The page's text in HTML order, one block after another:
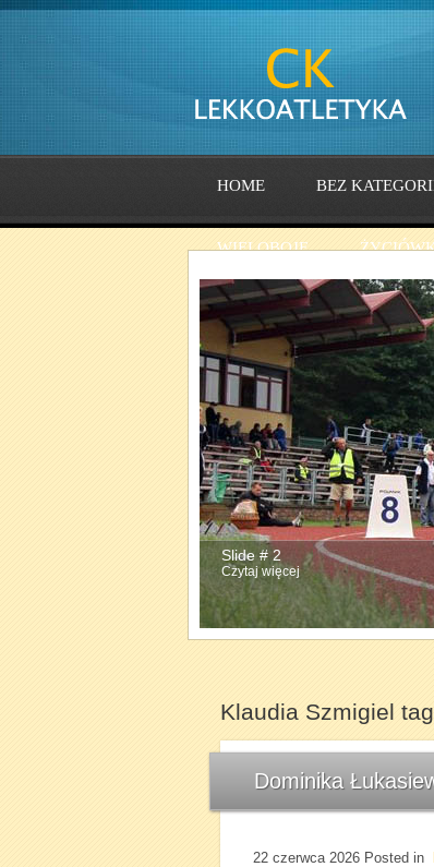
HOME BEZ
WIELOBOJE
Slide # 2
Czytaj więcej
Slide # 3
Czytaj więcej
Klaudia Szmigiel
Dominika
22 czerwca 2026 Posted in